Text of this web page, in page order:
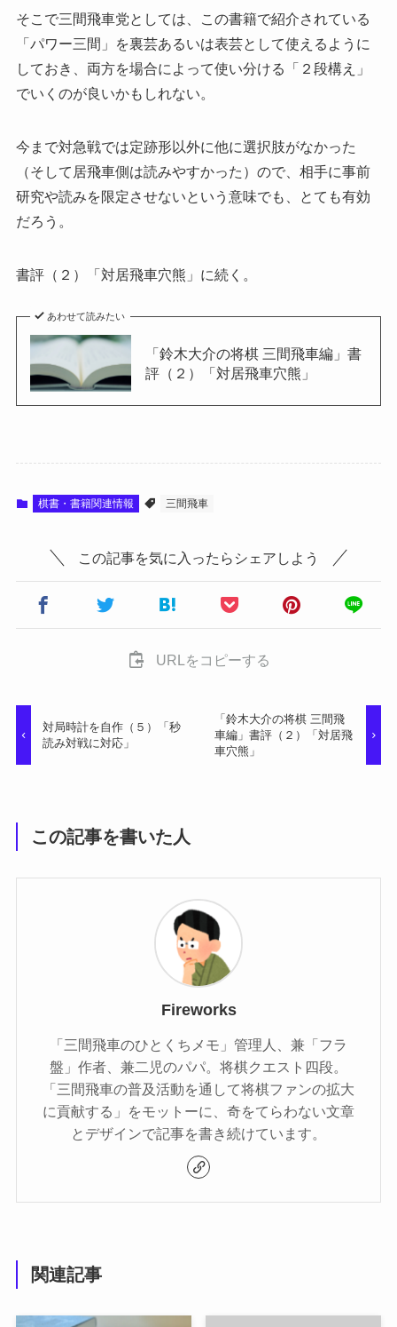
そこで三間飛車党としては、この書籍で紹介されている
「パワー三間」を裏芸あるいは表芸として使えるように
しておき、両方を場合によって使い分ける「２段構え」
でいくのが良いかもしれない。
今まで対急戦では定跡形以外に他に選択肢がなかった
（そして居飛車側は読みやすかった）ので、相手に事前
研究や読みを限定させないという意味でも、とても有効
だろう。
書評（２）「対居飛車穴熊」に続く。
あわせて読みたい
「鈴木大介の将棋 三間飛車編」書
評（２）「対居飛車穴熊」
棋書・書籍関連情報 三間飛車
この記事を気に入ったらシェアしよう
URLをコピーする
対局時計を自作（５）「秒
読み対戦に対応」
「鈴木大介の将棋 三間飛
車編」書評（２）「対居飛
車穴熊」
この記事を書いた人
Fireworks
「三間飛車のひとくちメモ」管理人、兼「フラ
盤」作者、兼二児のパパ。将棋クエスト四段。
「三間飛車の普及活動を通して将棋ファンの拡大
に貢献する」をモットーに、奇をてらわない文章
とデザインで記事を書き続けています。
関連記事